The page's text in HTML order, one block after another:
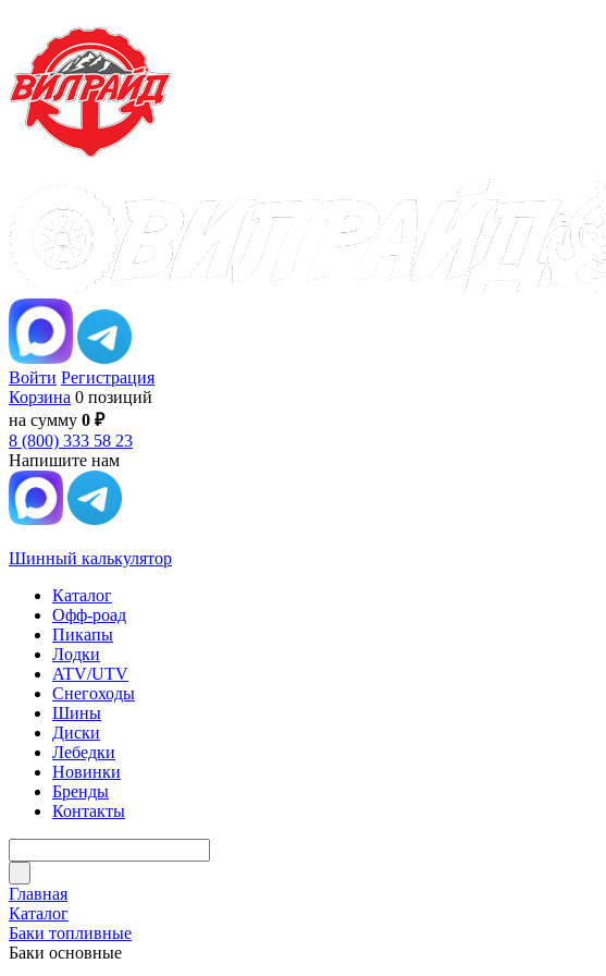
Войти Регистрация
Корзина 0 позиций
на сумму 0 ₽
8 (800) 333 58 23
Напишите нам
Шинный калькулятор
Каталог
Офф-роад
Пикапы
Лодки
ATV/UTV
Снегоходы
Шины
Диски
Лебедки
Новинки
Бренды
Контакты
Главная
Каталог
Баки топливные
Баки основные